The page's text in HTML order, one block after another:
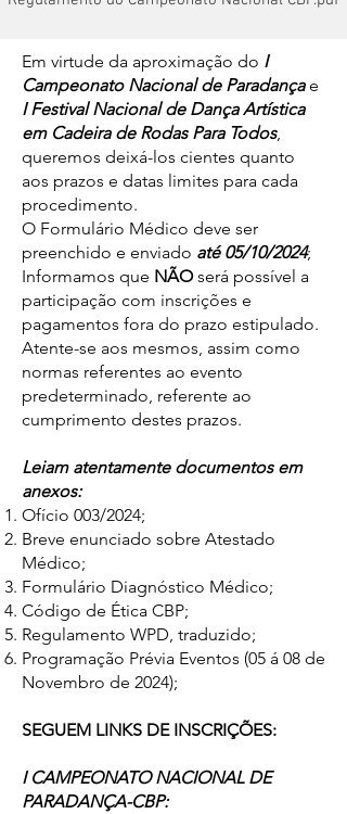
Em virtude da aproximação do I
Campeonato Nacional de Paradançae
I Festival Nacional de Dança Artística
em Cadeira de Rodas Para Todos,
queremos deixá-los cientes quanto
aos prazos e datas limites para cada
procedimento.
O Formulário Médico deve ser
preenchido e enviado até 05/10/2024;
Informamos que NÃOserá possível a
participação com inscrições e
pagamentos fora do prazo estipulado.
Atente-se aos mesmos, assim como
normas referentes ao evento
predeterminado, referente ao
cumprimento destes prazos.
Leiam atentamente documentos em
anexos:
Ofício 003/2024;
Breve enunciado sobre Atestado
Médico;
Formulário Diagnóstico Médico;
Código de Ética CBP;
Regulamento WPD, traduzido;
Programação Prévia Eventos (05 á 08 de
Novembro de 2024);
SEGUEM LINKS DE INSCRIÇÕES:
I CAMPEONATO NACIONAL DE
PARADANÇA-CBP: